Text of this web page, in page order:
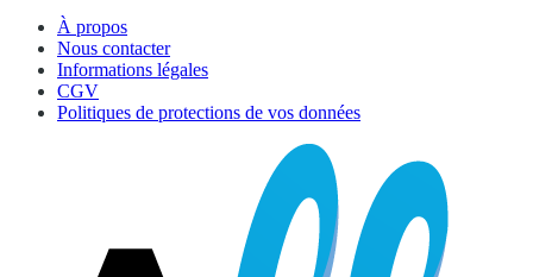
À propos
Nous contacter
Informations légales
CGV
Politiques de protections de vos données